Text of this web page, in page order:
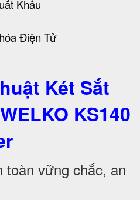
Két Sắt
KS140
toàn vững chắc, an